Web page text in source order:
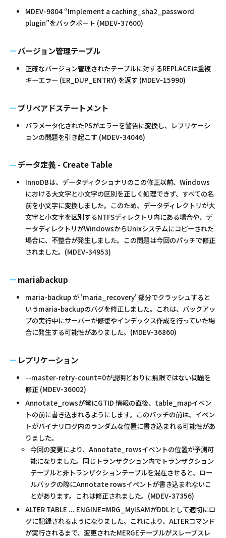
MDEV-9804 “Implement a caching_sha2_password
plugin”をバックポート (MDEV-37600)
バージョン管理テーブル
正確なバージョン管理されたテーブルに対するREPLACEは重複
キーエラー (ER_DUP_ENTRY) を返す (MDEV-15990)
プリペアドステートメント
パラメータ化されたPSがエラーを警告に変換し、レプリケーシ
ョンの問題を引き起こす (MDEV-34046)
データ定義 - Create Table
InnoDBは、データディクショナリのこの修正以前、Windows
における大文字と小文字の区別を正しく処理できず、すべての名
前を小文字に変換しました。このため、データディレクトリが大
文字と小文字を区別するNTFSディレクトリ内にある場合や、デ
ータディレクトリがWindowsからUnixシステムにコピーされた
場合に、不整合が発生しました。この問題は今回のパッチで修正
されました。(MDEV-34953)
mariabackup
maria-backup が 'maria_recovery' 部分でクラッシュすると
いうmaria-backupのバグを修正しました。これは、バックアッ
プの実行中にサーバーが修復やインデックス作成を行っていた場
合に発生する可能性がありました。(MDEV-36860)
レプリケーション
--master-retry-count=0が説明どおりに無限ではない問題を
修正 (MDEV-36002)
Annotate_rowsが常にGTID 情報の直後、table_mapイベン
トの前に書き込まれるようにします。このパッチの前は、イベン
トがバイナリログ内のランダムな位置に書き込まれる可能性があ
りました。
今回の変更により、Annotate_rowsイベントの位置が予測可
能になりました。同じトランザクション内でトランザクション
テーブルと非トランザクションテーブルを混在させると、ロー
ルバックの際にAnnotate rowsイベントが書き込まれないこ
とがあります。これは修正されました。(MDEV-37356)
ALTER TABLE ... ENGINE=MRG_MyISAMがDDLとして適切にロ
グに記録されるようになりました。これにより、ALTERコマンド
が実行されるまで、変更されたMERGEテーブルがスレーブスレ